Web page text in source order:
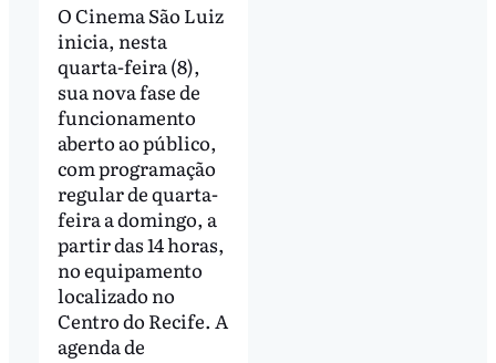
O Cinema São Luiz
inicia, nesta
quarta-feira (8),
sua nova fase de
funcionamento
aberto ao público,
com programação
regular de quarta-
feira a domingo, a
partir das 14 horas,
no equipamento
localizado no
Centro do Recife. A
agenda de